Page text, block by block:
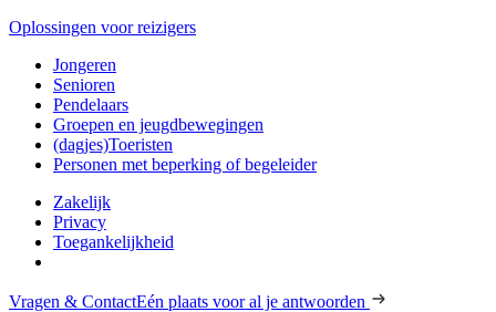
Oplossingen voor reizigers
Jongeren
Senioren
Pendelaars
Groepen en jeugdbewegingen
(dagjes)Toeristen
Personen met beperking of begeleider
Zakelijk
Privacy
Toegankelijkheid
Vragen & ContactEén plaats voor al je antwoorden